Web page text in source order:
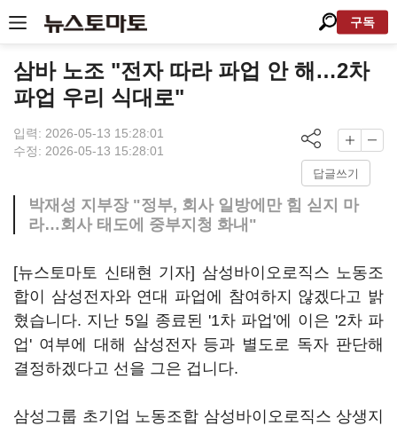
구독
삼바 노조 "전자 따라 파업 안 해…2차
파업 우리 식대로"
입력: 2026-05-13 15:28:01
수정: 2026-05-13 15:28:01
답글쓰기
박재성 지부장 "정부, 회사 일방에만 힘 싣지 마
라…회사 태도에 중부지청 화내"
[뉴스토마토 신태현 기자] 삼성바이오로직스 노동조
합이 삼성전자와 연대 파업에 참여하지 않겠다고 밝
혔습니다. 지난 5일 종료된 '1차 파업'에 이은 '2차 파
업' 여부에 대해 삼성전자 등과 별도로 독자 판단해
결정하겠다고 선을 그은 겁니다.
삼성그룹 초기업 노동조합 삼성바이오로직스 상생지